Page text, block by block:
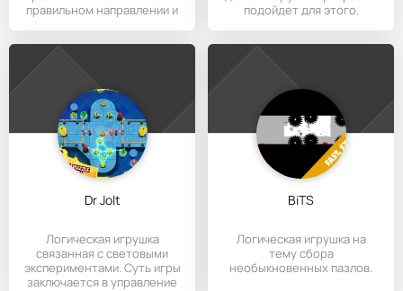
правильном направлении и
подойдет для этого.
Dr Jolt
Логическая игрушка
связанная с световыми
экспериментами. Суть игры
заключается в управление
BiTS
Логическая игрушка на
тему сбора
необыкновенных пазлов.